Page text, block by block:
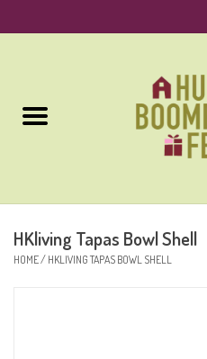
Woonaccessoires
HKliving Tapas Bowl Shell
HOME/ HKLIVING TAPAS BOWL SHELL